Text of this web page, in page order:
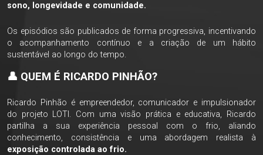
sono, longevidade e comunidade.
Os episódios são publicados de forma progressiva, incentivando
o acompanhamento contínuo e a criação de um hábito
sustentável ao longo do tempo.
👤 QUEM É RICARDO PINHÃO?
Ricardo Pinhão é empreendedor, comunicador e impulsionador
do projeto LOTI. Com uma visão prática e educativa, Ricardo
partilha a sua experiência pessoal com o frio, aliando
conhecimento, consistência e uma abordagem realista à
exposição controlada ao frio.